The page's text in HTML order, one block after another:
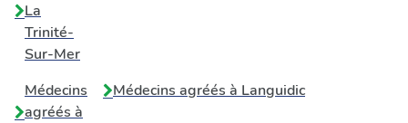
La
Trinité-
Sur-Mer
Médecins
agréés à
Médecins agréés à Languidic